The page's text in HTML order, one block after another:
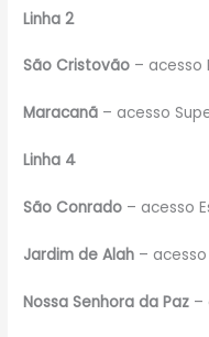
Linha 2
São Cristovão – acesso
Maracanã – acesso
Linha 4
São Conrado – acesso
Jardim de Alah –
Nossa Senhora da Paz –